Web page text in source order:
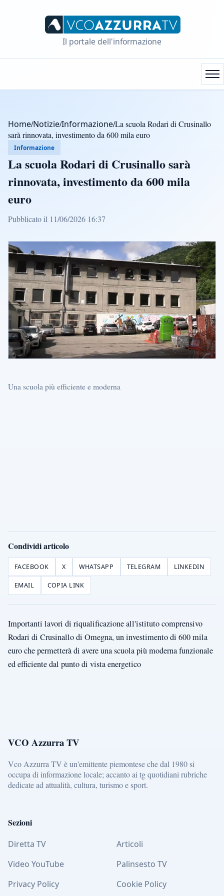
Il portale dell'informazione
Home/Notizie/Informazione/La scuola Rodari di Crusinallo
sarà rinnovata, investimento da 600 mila euro
Informazione
La scuola Rodari di Crusinallo sarà
rinnovata, investimento da 600 mila
euro
Pubblicato il 11/06/2026 16:37
Una scuola più efficiente e moderna
Condividi articolo
FACEBOOK X WHATSAPP TELEGRAM LINKEDIN
EMAIL COPIA LINK
Importanti lavori di riqualificazione all'istituto comprensivo
Rodari di Crusinallo di Omegna, un investimento di 600 mila
euro che permetterà di avere una scuola più moderna funzionale
ed efficiente dal punto di vista energetico
VCO Azzurra TV
Vco Azzurra TV è un'emittente piemontese che dal 1980 si
occupa di informazione locale; accanto ai tg quotidiani rubriche
dedicate ad attualità, cultura, turismo e sport.
Sezioni
Diretta TV
Articoli
Video YouTube
Palinsesto TV
Privacy Policy
Cookie Policy